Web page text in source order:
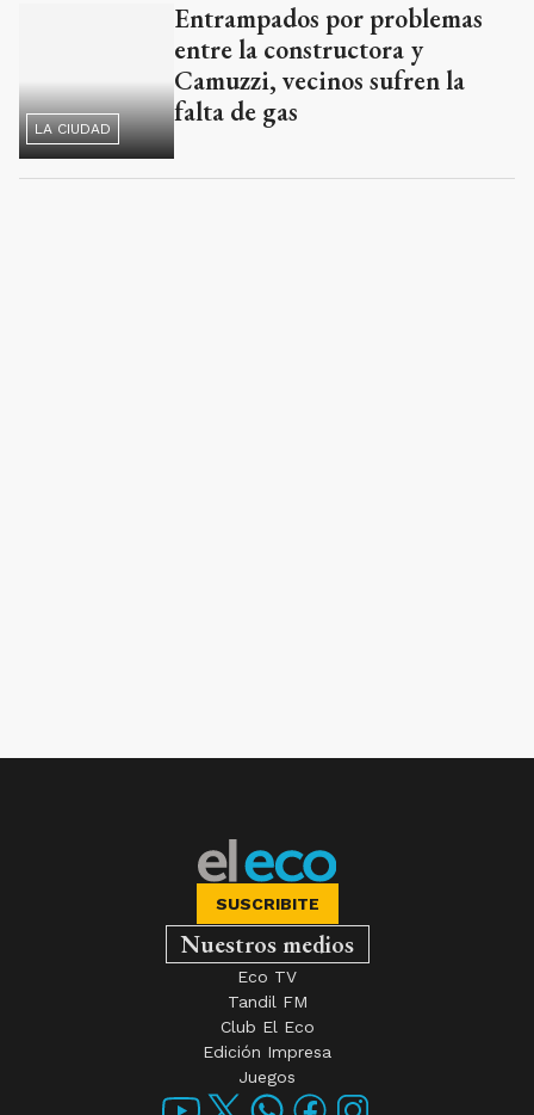
LA CIUDAD
Entrampados por problemas
entre la constructora y
Camuzzi, vecinos sufren la
falta de gas
SUSCRIBITE
Nuestros medios
Eco TV
Tandil FM
Club El Eco
Edición Impresa
Juegos